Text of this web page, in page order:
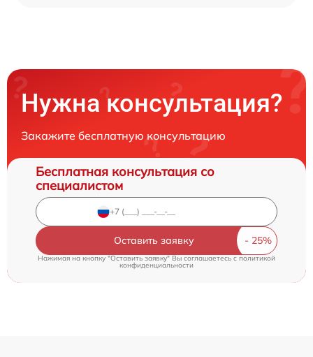
Нужна консультация?
Закажите бесплатную консультацию
Бесплатная консультация со
специалистом
Оставить заявку
Нажимая на кнопку "Оставить заявку" Вы соглашаетесь cполитикой
конфиденциальности